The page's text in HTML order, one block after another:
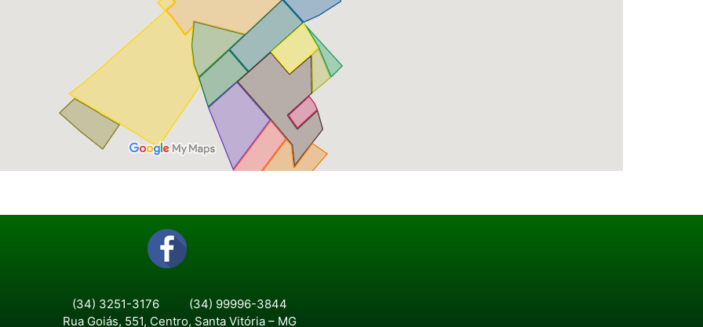
(34) 3251-3176
(34) 99996-3844
Rua Goiás, 551, Centro, Santa Vitória – MG